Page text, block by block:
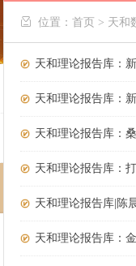
 位置： 首页 > 天和
天和理论报告库：
天和理论报告库：
天和理论报告库：
天和理论报告库：
天和理论报告库|陈
天和理论报告库：